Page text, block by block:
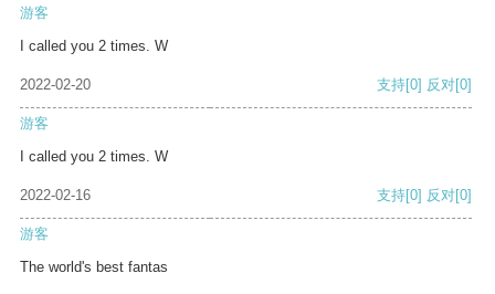
游客
I called you 2 times. W
2022-02-20 支持[0] 反对[0]
游客
I called you 2 times. W
2022-02-16 支持[0] 反对[0]
游客
The world's best fantas